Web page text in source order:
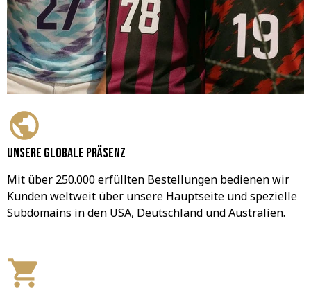
Unsere globale Präsenz
Mit über 250.000 erfüllten Bestellungen bedienen wir
Kunden weltweit über unsere Hauptseite und spezielle
Subdomains in den USA, Deutschland und Australien.